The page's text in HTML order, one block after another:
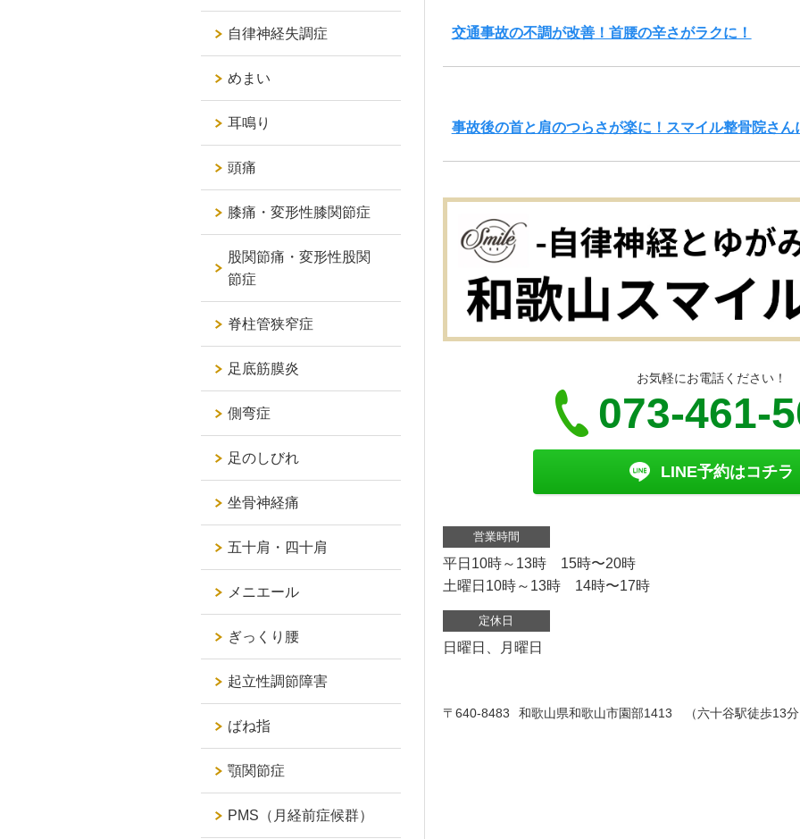
交通事故の不調が改善！首腰の辛さがラクに！
事故後の首と肩のつらさが楽に！スマイル整骨院さん
お気軽にお電話ください！
073-461-
LINE予約はコチラ
営業時間
平日10時～13時 15時〜20時
土曜日10時～13時 14時〜17時
定休日
日曜日、月曜日
〒640-8483 和歌山県和歌山市園部1413 （六十谷駅徒歩13
自律神経失調症
めまい
耳鳴り
頭痛
膝痛・変形性膝関節症
股関節痛・変形性股関
節症
脊柱管狭窄症
足底筋膜炎
側弯症
足のしびれ
坐骨神経痛
五十肩・四十肩
メニエール
ぎっくり腰
起立性調節障害
ばね指
顎関節症
PMS（月経前症候群）